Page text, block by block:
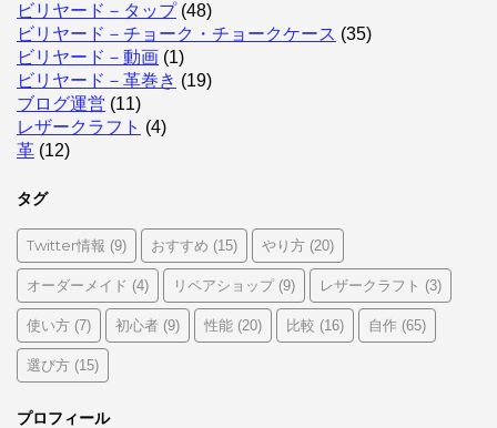
ビリヤード－タップ(48)
ビリヤード－チョーク・チョークケース (35)
ビリヤード－動画 (1)
ビリヤード－革巻き (19)
ブログ運営 (11)
レザークラフト (4)
革 (12)
タグ
Twitter情報 (9) おすすめ (15) やり方 (20)
オーダーメイド (4) リペアショップ(9) レザークラフト (3)
使い方 (7) 初心者 (9) 性能 (20) 比較 (16) 自作 (65)
選び方 (15)
プロフィール